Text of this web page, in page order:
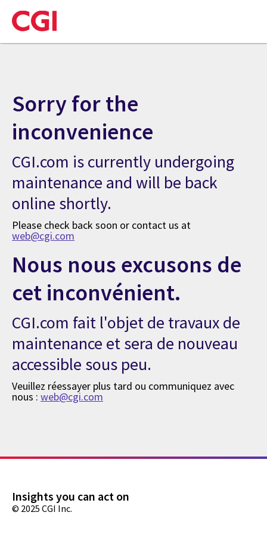
Sorry for the
inconvenience
CGI.com is currently undergoing
maintenance and will be back
online shortly.
Please check back soon or contact us at
web@cgi.com
Nous nous excusons de
cet inconvénient.
CGI.com fait l'objet de travaux de
maintenance et sera de nouveau
accessible sous peu.
Veuillez réessayer plus tard ou communiquez avec
nous : web@cgi.com
Insights you can act on
© 2025 CGI Inc.